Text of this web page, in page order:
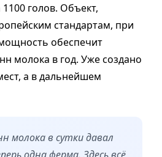
голов. Объект,
стандартам, при
обеспечит
молока в год. Уже создано
а в дальнейшем
молока в сутки давал